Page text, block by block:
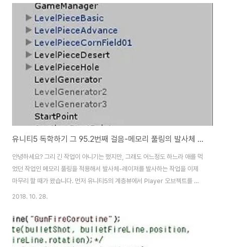
정에는 이 Mass의 값이 2로 너무 작아서 생기는 문제가 아닌가 하는 생각이
들었습니다. 그래서 한번 10으로 올려서 테스트를 해 보았습니다만, 점프만 못
하고 반동은 전혀 없어지지 않았습니다. 그래서 다음에는 총알이 발사될 때마
다 한번 Collider 2D를 없애보는 것을 해볼까 생각해서 BulletMove.cs 스
크립트를 찾아가 보도..
유니티5 독학하기 그 95.2번째 걸음-메모리 풀링의 발사체 적용 part3
안녕하세요? 그리 긴 작업이 아니기는 했지만, 그래도 어느정도 하느라 애를 먹
었던 작업인 메모리 풀링을 적용해서 발사체-레이져를 발사하는 작업을 이제
마무리 할 때가 왔습니다. 먼저 유니티5의 계층뷰에서 Player 오브젝트를 선
택해 보도록 합니다. 그리고 나서 메모리 풀에 얼마나 많은 발사체-여기서는 레
을 해 주었습니다. 그런데 문제가 발생했습니다. 어떻게 된 것인지 레이저가 아
랬쪽 방향으로 발사가 되는 것을 확인할 수 있었습니다. 그래서 어디가 문제인
가 봤더니, 제가 조작을 하면서 쓸데없이 BulletSystem의 회전을 -90 한번
2018. 10. 28.